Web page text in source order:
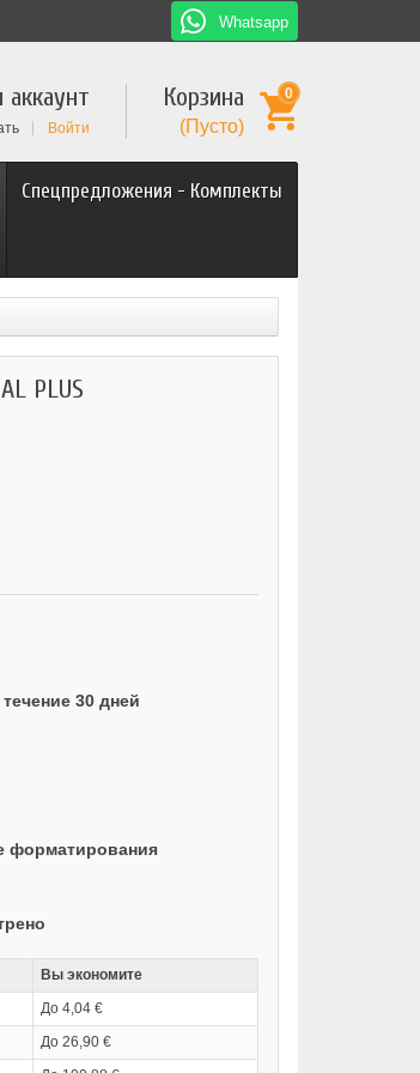
Whatsapp
Корзина
(Пусто)
0
Войти
Спецпредложения - Комплекты
PLUS
30 дней
форматирования
Вы экономите
До 4,04 €
До 26,90 €